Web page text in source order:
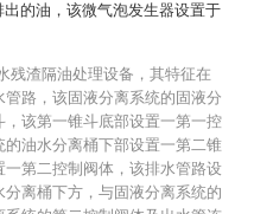
的油，该微气泡发生器设置于
残渣隔油处理设备，其特征在
路，该固液分离系统的固液分
该第一锥斗底部设置一第一控
油水分离桶下部设置一第二锥
第二控制阀体，该排水管路设
离桶下方，与固液分离系统的